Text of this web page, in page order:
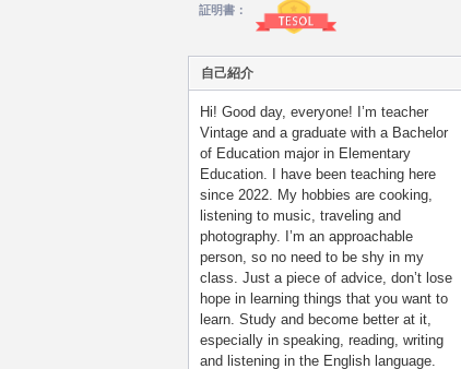
証明書：
自己紹介
Hi! Good day, everyone! I’m teacher
Vintage and a graduate with a Bachelor
of Education major in Elementary
Education. I have been teaching here
since 2022. My hobbies are cooking,
listening to music, traveling and
photography. I’m an approachable
person, so no need to be shy in my
class. Just a piece of advice, don’t lose
hope in learning things that you want to
learn. Study and become better at it,
especially in speaking, reading, writing
and listening in the English language.